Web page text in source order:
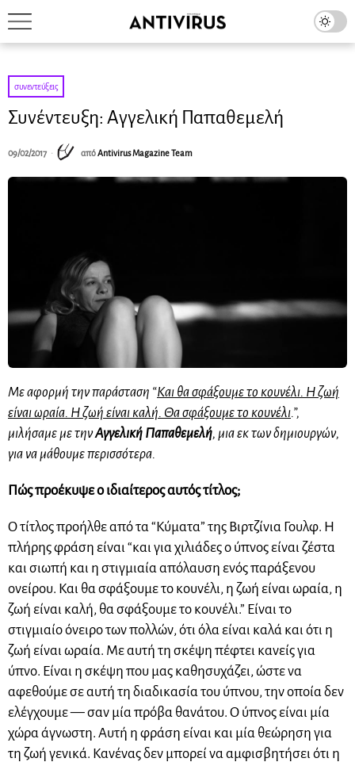
συνεντεύξεις
Συνέντευξη: Αγγελική Παπαθεμελή
09/02/2017 απόAntivirus Magazine Team
Με αφορμή την παράσταση “Και θα σφάξουμε το κουνέλι. Η ζωή
είναι ωραία. Η ζωή είναι καλή. Θα σφάξουμε το κουνέλι .”,
μιλήσαμε με τηνΑγγελική Παπαθεμελή, μια εκ των δημιουργών,
για να μάθουμε περισσότερα.
Πώς προέκυψε ο ιδιαίτερος αυτός τίτλος;
Ο τίτλος προήλθε από τα “Κύματα” της Βιρτζίνια Γουλφ. Η
πλήρης φράση είναι “και για χιλιάδες ο ύπνος είναι ζέστα
και σιωπή και η στιγμιαία απόλαυση ενός παράξενου
ονείρου. Και θα σφάξουμε το κουνέλι, η ζωή είναι ωραία, η
ζωή είναι καλή, θα σφάξουμε το κουνέλι.” Είναι το
στιγμιαίο όνειρο των πολλών, ότι όλα είναι καλά και ότι η
ζωή είναι ωραία. Με αυτή τη σκέψη πέφτει κανείς για
ύπνο. Είναι η σκέψη που μας καθησυχάζει, ώστε να
αφεθούμε σε αυτή τη διαδικασία του ύπνου, την οποία δεν
ελέγχουμε — σαν μία πρόβα θανάτου. Ο ύπνος είναι μία
χώρα άγνωστη. Αυτή η φράση είναι και μία θεώρηση για
τη ζωή γενικά. Κανένας δεν μπορεί να αμφισβητήσει ότι η